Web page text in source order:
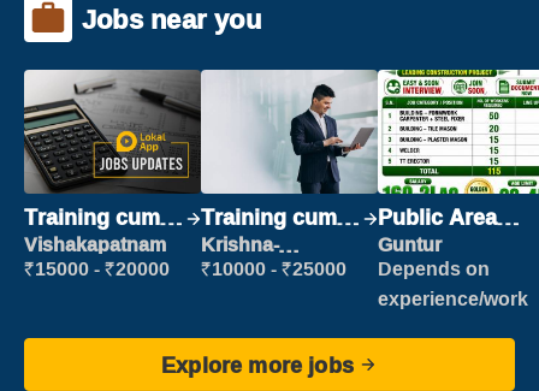
Jobs near you
Training cum
Placement
Vishakapatnam
₹15000 - ₹20000
Training cum
Placement
Krishna-
vijayawada
₹10000 - ₹25000
Public Area
Cleaner
Guntur
Depends on
experience/work
Explore more jobs